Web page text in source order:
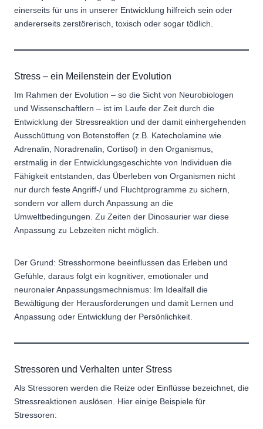
einerseits für uns in unserer Entwicklung hilfreich sein oder
andererseits zerstörerisch, toxisch oder sogar tödlich.
Stress – ein Meilenstein der Evolution
Im Rahmen der Evolution – so die Sicht von Neurobiologen
und Wissenschaftlern – ist im Laufe der Zeit durch die
Entwicklung der Stressreaktion und der damit einhergehenden
Ausschüttung von Botenstoffen (z.B. Katecholamine wie
Adrenalin, Noradrenalin, Cortisol) in den Organismus,
erstmalig in der Entwicklungsgeschichte von Individuen die
Fähigkeit entstanden, das Überleben von Organismen nicht
nur durch feste Angriff-/ und Fluchtprogramme zu sichern,
sondern vor allem durch Anpassung an die
Umweltbedingungen. Zu Zeiten der Dinosaurier war diese
Anpassung zu Lebzeiten nicht möglich.
Der Grund: Stresshormone beeinflussen das Erleben und
Gefühle, daraus folgt ein kognitiver, emotionaler und
neuronaler Anpassungsmechnismus: Im Idealfall die
Bewältigung der Herausforderungen und damit Lernen und
Anpassung oder Entwicklung der Persönlichkeit.
Stressoren und Verhalten unter Stress
Als Stressoren werden die Reize oder Einflüsse bezeichnet, die
Stressreaktionen auslösen. Hier einige Beispiele für
Stressoren: